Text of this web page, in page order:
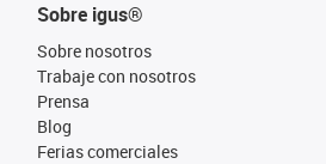
Sobre igus®
Sobre nosotros
Trabaje con nosotros
Prensa
Blog
Ferias comerciales